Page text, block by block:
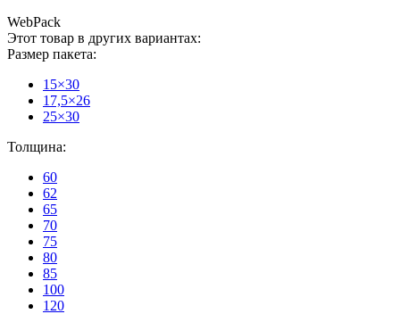
WebPack
Этот товар в других вариантах:
Размер пакета:
15×30
17,5×26
25×30
Толщина:
60
62
65
70
75
80
85
100
120